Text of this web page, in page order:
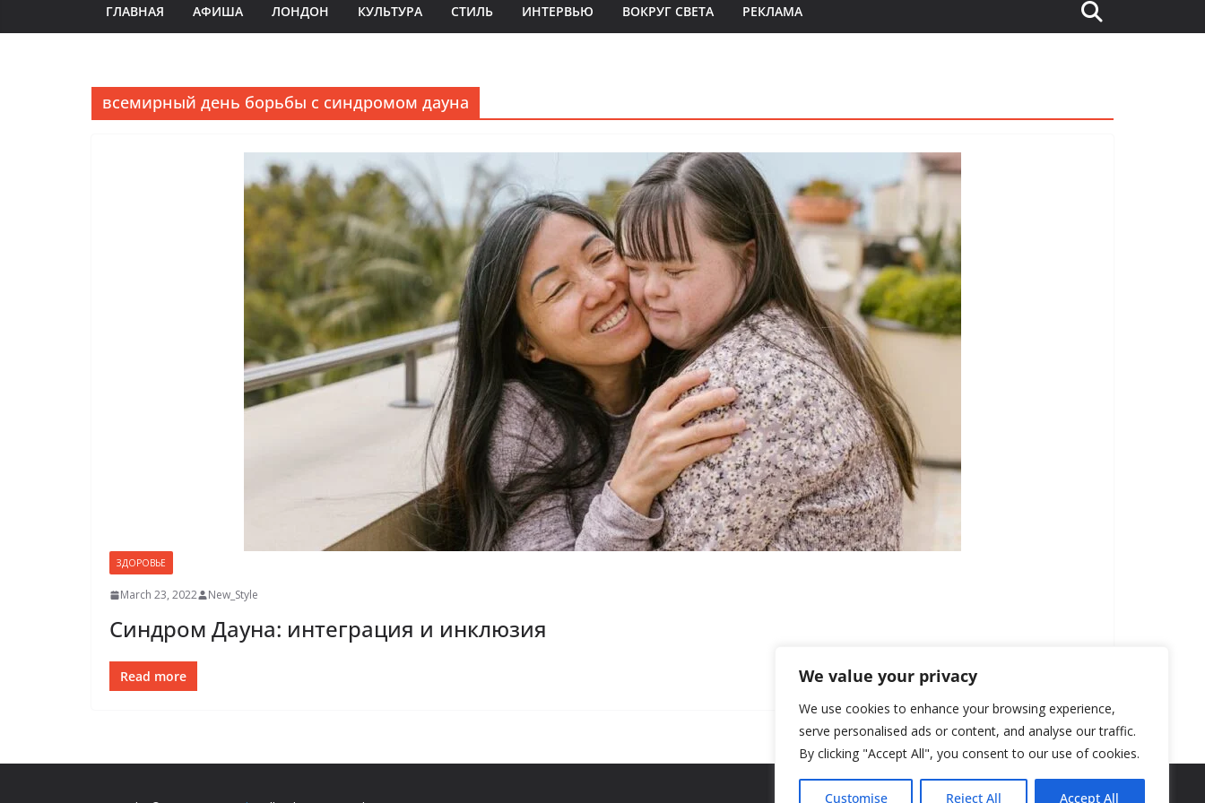
We value your privacy
We use cookies to enhance your browsing experience,
serve personalised ads or content, and analyse our traffic.
By clicking "Accept All", you consent to our use of cookies.
Customise Reject All Accept All
ГЛАВНАЯ АФИША ЛОНДОН КУЛЬТУРА СТИЛЬ ИНТЕРВЬЮ ВОКРУГ СВЕТА РЕКЛАМА
всемирный день борьбы с синдромом дауна
ЗДОРОВЬЕ
March 23, 2022 New_Style
Синдром Дауна: интеграция и инклюзия
Read more